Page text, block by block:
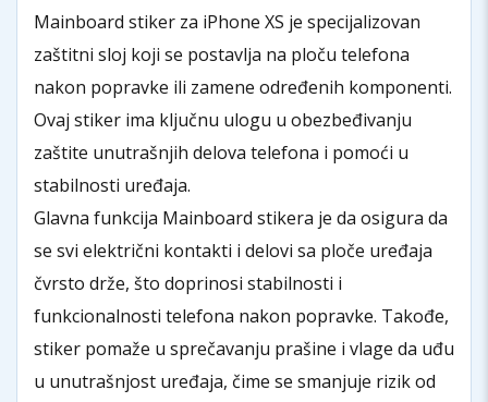
Mainboard stiker za iPhone XS je specijalizovan
zaštitni sloj koji se postavlja na ploču telefona
nakon popravke ili zamene određenih komponenti.
Ovaj stiker ima ključnu ulogu u obezbeđivanju
zaštite unutrašnjih delova telefona i pomoći u
stabilnosti uređaja.
Glavna funkcija Mainboard stikera je da osigura da
se svi električni kontakti i delovi sa ploče uređaja
čvrsto drže, što doprinosi stabilnosti i
funkcionalnosti telefona nakon popravke. Takođe,
stiker pomaže u sprečavanju prašine i vlage da uđu
u unutrašnjost uređaja, čime se smanjuje rizik od